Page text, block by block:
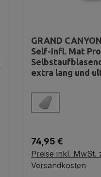
GRAND
Self-Infl. Mat
extra lang und
Farbe
Regulärer Preis:
74,95 €
Preise inkl. MwSt.
Versandkosten
Variante